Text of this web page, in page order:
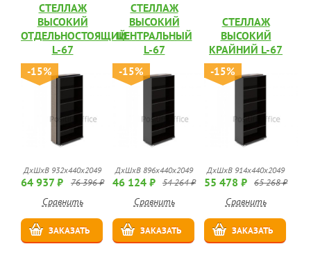
СТЕЛЛАЖ
ВЫСОКИЙ
ОТДЕЛЬНОСТОЯЩИЙ
L-67
-15%
ДхШхВ 932х440х2049
64 937 ₽ 76 396 ₽
Сравнить
ЗАКАЗАТЬ
СТЕЛЛАЖ
ВЫСОКИЙ
ЦЕНТРАЛЬНЫЙ
L-67
-15%
ДхШхВ 896х440х2049
46 124 ₽ 54 264 ₽
Сравнить
ЗАКАЗАТЬ
СТЕЛЛАЖ
ВЫСОКИЙ
КРАЙНИЙ L-67
-15%
ДхШхВ 914х440х2049
55 478 ₽ 65 268 ₽
Сравнить
ЗАКАЗАТЬ